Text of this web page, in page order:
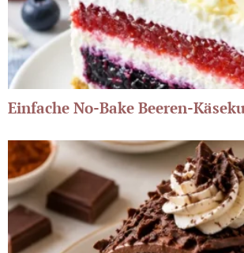
Einfache No-Bake Beeren-